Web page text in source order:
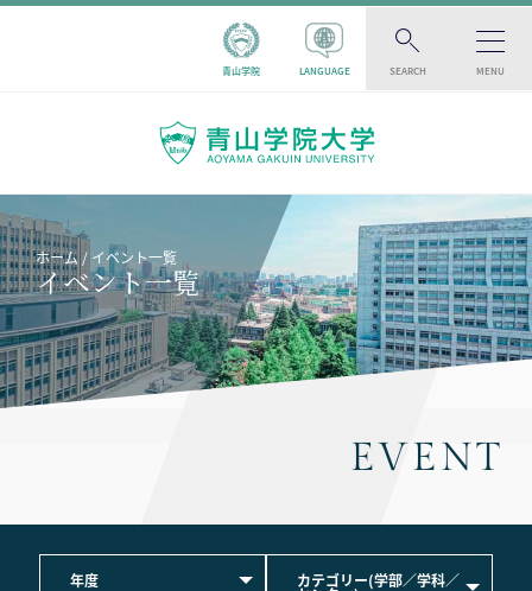
青山学院 LANGUAGE SEARCH MENU
ホーム イベント一覧
イベント一覧
EVENT
年度 カテゴリー(学部／学科／